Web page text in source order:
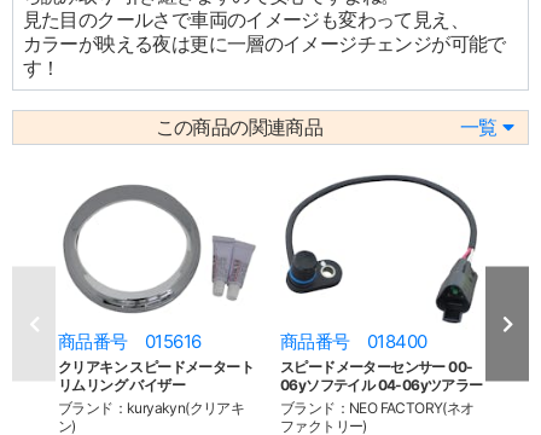
見た目のクールさで車両のイメージも変わって見え、
カラーが映える夜は更に一層のイメージチェンジが可能で
す！
この商品の関連商品 一覧
商品番号 015616
クリアキン スピードメータート
リムリング バイザー
ブランド：kuryakyn(クリアキ
ン)
商品番号 018400
スピードメーターセンサー 00-
06yソフテイル 04-06yツアラー
ブランド：NEO FACTORY(ネオ
ファクトリー)
XL